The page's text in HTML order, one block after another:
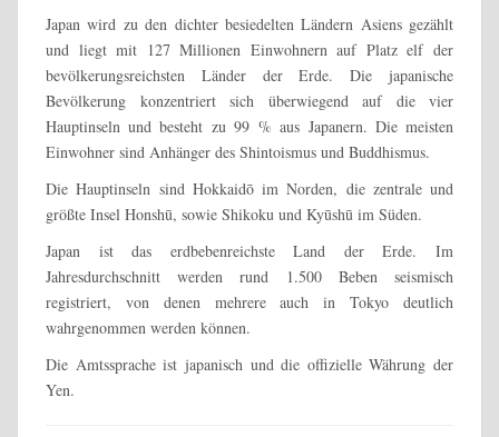
Japan wird zu den dichter besiedelten Ländern Asiens gezählt
und liegt mit 127 Millionen Einwohnern auf Platz elf der
bevölkerungsreichsten Länder der Erde. Die japanische
Bevölkerung konzentriert sich überwiegend auf die vier
Hauptinseln und besteht zu 99 % aus Japanern. Die meisten
Einwohner sind Anhänger des Shintoismus und Buddhismus.
Die Hauptinseln sind Hokkaidō im Norden, die zentrale und
größte Insel Honshū, sowie Shikoku und Kyūshū im Süden.
Japan ist das erdbebenreichste Land der Erde. Im
Jahresdurchschnitt werden rund 1.500 Beben seismisch
registriert, von denen mehrere auch in Tokyo deutlich
wahrgenommen werden können.
Die Amtssprache ist japanisch und die offizielle Währung der
Yen.